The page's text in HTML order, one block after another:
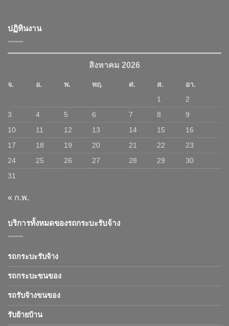
ปฏิทินงาน
สิงหาคม 2026
จ. อ. พ. พฤ. ศ. ส.
อา.
1
2
3
4 5 6 7 8
9
10
11 12 13 14 15
16
17
18 19 20 21 22
23
24
25 26 27 28 29
30
31
« ก.พ.
บริการทั้งหมดของรถกระบะรับจ้าง
รถกระบะรับจ้าง
รถกระบะขนของ
รถรับจ้างขนของ
รับย้ายบ้าน